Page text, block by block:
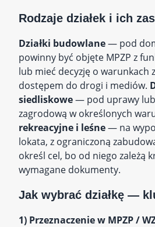
Rodzaje działek i ich
Działki budowlane— pod
powinny być objęte MPZP z
lub mieć decyzję o warunkach
dostępem do drogi i mediów.
siedliskowe— pod uprawy
zagrodową w określonych
rekreacyjne i leśne— na
lokata, z ograniczoną
określ cel, bo od niego zależą
wymagane dokumenty.
Jak wybrać działkę —
1) Przeznaczenie w MPZP /